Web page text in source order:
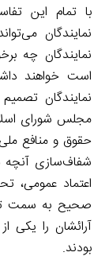
با تمام این
نمایندگان
نمایندگان چه
است خواهند
نمایندگان
مجلس شورای
حقوق و منافع
شفاف‌سازی آنچه
اعتماد عمومی،
صحیح به سمت
آرائشان را یکی
بودند.